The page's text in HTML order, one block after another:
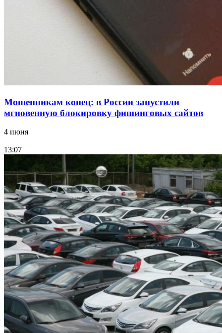
заключены контракты на 3,6 млн долларов
Мошенникам конец: в России запустили
мгновенную блокировку фишинговых сайтов
4 июня
13:07